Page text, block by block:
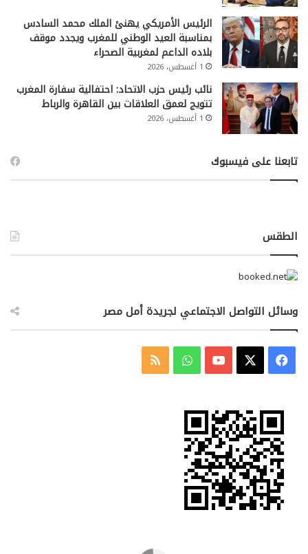
الرئيس الأمريكي يهنئ الملك محمد السادس
بمناسبة العيد الوطني للمغرب ويجدد موقف
بلاده الداعم لمغربية الصحراء
1 أغسطس، 2026
نائب رئيس حزب الاتحاد: احتفالية سفارة المغرب
تتويج لعمق العلاقات بين القاهرة والرباط
1 أغسطس، 2026
تابعنا على فيسبوك
الطقس
وسائل التواصل الاجتماعي لجريدة أمل مصر
فيسبوك ‫YouTubeواتسابملخص